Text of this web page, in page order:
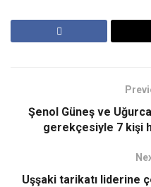
Şenol Güneş ve
gerekçesiyle 7 kişi
Uşşaki tarikatı liderine